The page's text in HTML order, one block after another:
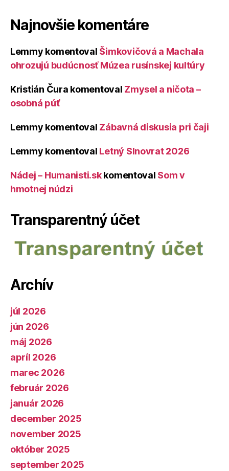
Najnovšie komentáre
Lemmy komentoval Šimkovičová a Machala
ohrozujú budúcnosť Múzea rusínskej kultúry
Kristián Čura komentoval Zmysel a ničota –
osobná púť
Lemmy komentoval Zábavná diskusia pri čaji
Lemmy komentoval Letný Slnovrat 2026
Nádej – Humanisti.skkomentoval Som v
hmotnej núdzi
Transparentný účet
Archív
júl 2026
jún 2026
máj 2026
apríl 2026
marec 2026
február 2026
január 2026
december 2025
november 2025
október 2025
september 2025